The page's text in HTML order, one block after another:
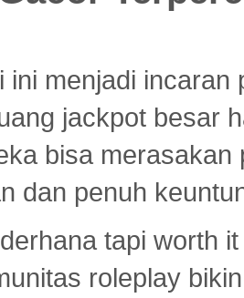
ini menjadi
jackpot besar
bisa
dan penuh
tapi worth
roleplay